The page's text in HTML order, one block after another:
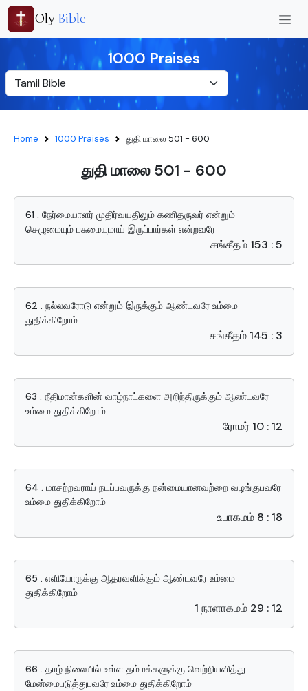
Oly Bible
1000 Praises
Home 1000 Praises துதி மாலை 501 - 600
துதி மாலை 501 - 600
61 . நேர்மையாளர் முதிர்வயதிலும் கணிதருவர் என்றும்
செழுமையும் பசுமையுமாய் இருப்பார்கள் என்றவரே
சங்கீதம் 153 : 5
62 . நல்லவரோடு என்றும் இருக்கும் ஆண்டவரே உம்மை
துதிக்கிறோம்
சங்கீதம் 145 : 3
63 . நீதிமான்களின் வாழ்நாட்களை அறிந்திருக்கும் ஆண்டவரே
உம்மை துதிக்கிறோம்
ரோமர் 10 : 12
64 . மாசற்றவராய் நடப்பவருக்கு நன்மையானவற்றை வழங்குபவரே
உம்மை துதிக்கிறோம்
உபாகமம் 8 : 18
65 . எளியோருக்கு ஆதரவளிக்கும் ஆண்டவரே உம்மை
துதிக்கிறோம்
1 நாளாகமம் 29 : 12
66 . தாழ் நிலையில் உள்ள தம்மக்களுக்கு வெற்றியளித்து
மேன்மைபடுத்துபவரே உம்மை துதிக்கிறோம்